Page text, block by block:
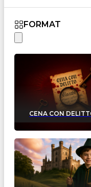
FORMAT
CENA CON